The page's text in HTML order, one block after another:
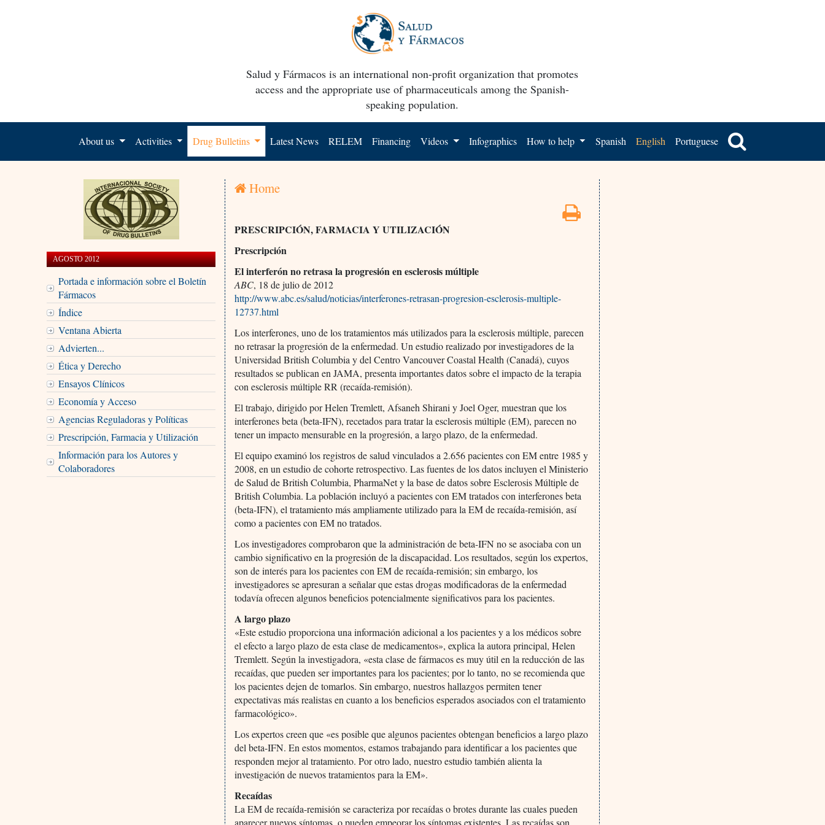
Salud y Fármacos is an international non-profit organization that promotes
access and the appropriate use of pharmaceuticals among the Spanish-
speaking population.
About us Activities Drug Bulletins Latest News RELEM Financing Videos Infographics How to help Spanish English Portuguese
AGOSTO 2012
Portada e información sobre el Boletín
Fármacos
Índice
Ventana Abierta
Advierten...
Ética y Derecho
Ensayos Clínicos
Economía y Acceso
Agencias Reguladoras y Políticas
Prescripción, Farmacia y Utilización
Información para los Autores y
Colaboradores
Home
PRESCRIPCIÓN, FARMACIA Y UTILIZACIÓN
Prescripción
El interferón no retrasa la progresión en esclerosis múltiple
ABC, 18 de julio de 2012
http://www.abc.es/salud/noticias/interferones-retrasan-progresion-esclerosis-multiple-
12737.html
Los interferones, uno de los tratamientos más utilizados para la esclerosis múltiple, parecen
no retrasar la progresión de la enfermedad. Un estudio realizado por investigadores de la
Universidad British Columbia y del Centro Vancouver Coastal Health (Canadá), cuyos
resultados se publican en JAMA, presenta importantes datos sobre el impacto de la terapia
con esclerosis múltiple RR (recaída-remisión).
El trabajo, dirigido por Helen Tremlett, Afsaneh Shirani y Joel Oger, muestran que los
interferones beta (beta-IFN), recetados para tratar la esclerosis múltiple (EM), parecen no
tener un impacto mensurable en la progresión, a largo plazo, de la enfermedad.
El equipo examinó los registros de salud vinculados a 2.656 pacientes con EM entre 1985 y
2008, en un estudio de cohorte retrospectivo. Las fuentes de los datos incluyen el Ministerio
de Salud de British Columbia, PharmaNet y la base de datos sobre Esclerosis Múltiple de
British Columbia. La población incluyó a pacientes con EM tratados con interferones beta
(beta-IFN), el tratamiento más ampliamente utilizado para la EM de recaída-remisión, así
como a pacientes con EM no tratados.
Los investigadores comprobaron que la administración de beta-IFN no se asociaba con un
cambio significativo en la progresión de la discapacidad. Los resultados, según los expertos,
son de interés para los pacientes con EM de recaída-remisión; sin embargo, los
investigadores se apresuran a señalar que estas drogas modificadoras de la enfermedad
todavía ofrecen algunos beneficios potencialmente significativos para los pacientes.
A largo plazo
«Este estudio proporciona una información adicional a los pacientes y a los médicos sobre
el efecto a largo plazo de esta clase de medicamentos», explica la autora principal, Helen
Tremlett. Según la investigadora, «esta clase de fármacos es muy útil en la reducción de las
recaídas, que pueden ser importantes para los pacientes; por lo tanto, no se recomienda que
los pacientes dejen de tomarlos. Sin embargo, nuestros hallazgos permiten tener
expectativas más realistas en cuanto a los beneficios esperados asociados con el tratamiento
farmacológico».
Los expertos creen que «es posible que algunos pacientes obtengan beneficios a largo plazo
del beta-IFN. En estos momentos, estamos trabajando para identificar a los pacientes que
responden mejor al tratamiento. Por otro lado, nuestro estudio también alienta la
investigación de nuevos tratamientos para la EM».
Recaídas
La EM de recaída-remisión se caracteriza por recaídas o brotes durante las cuales pueden
aparecer nuevos síntomas, o pueden empeorar los síntomas existentes. Las recaídas son